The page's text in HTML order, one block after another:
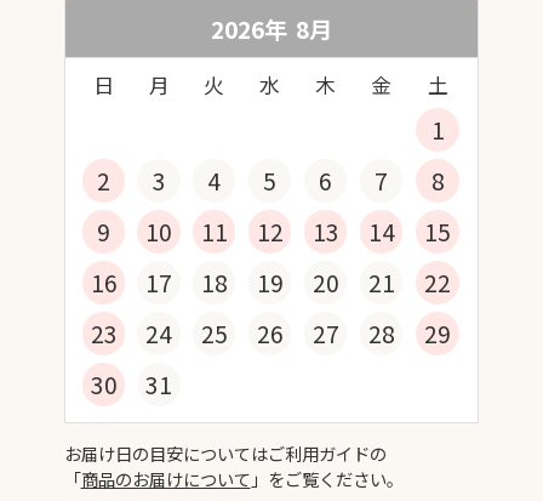
2026年 8月
日 月 火 水 木 金 土
1
2
3 4 5 6 7
8
9
10 11 12 13 14
15
16
17 18 19 20 21
22
23
24 25 26 27 28
29
30
31
お届け日の目安についてはご利用ガイドの
「商品のお届けについて 」をご覧ください。